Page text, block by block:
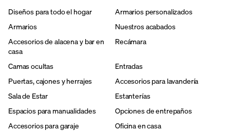
Diseños para todo el hogar
Armarios personalizados
Armarios
Nuestros acabados
Accesorios de alacena y bar en
casa
Recámara
Camas ocultas
Entradas
Puertas, cajones y herrajes
Accesorios para lavandería
Sala de Estar
Estanterías
Espacios para manualidades
Opciones de entrepaños
Accesorios para garaje
Oficina en casa